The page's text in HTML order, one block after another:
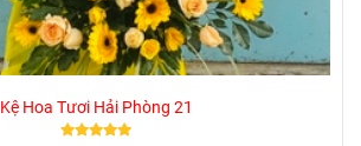
Kệ Hoa Tươi Hải Phòng 21